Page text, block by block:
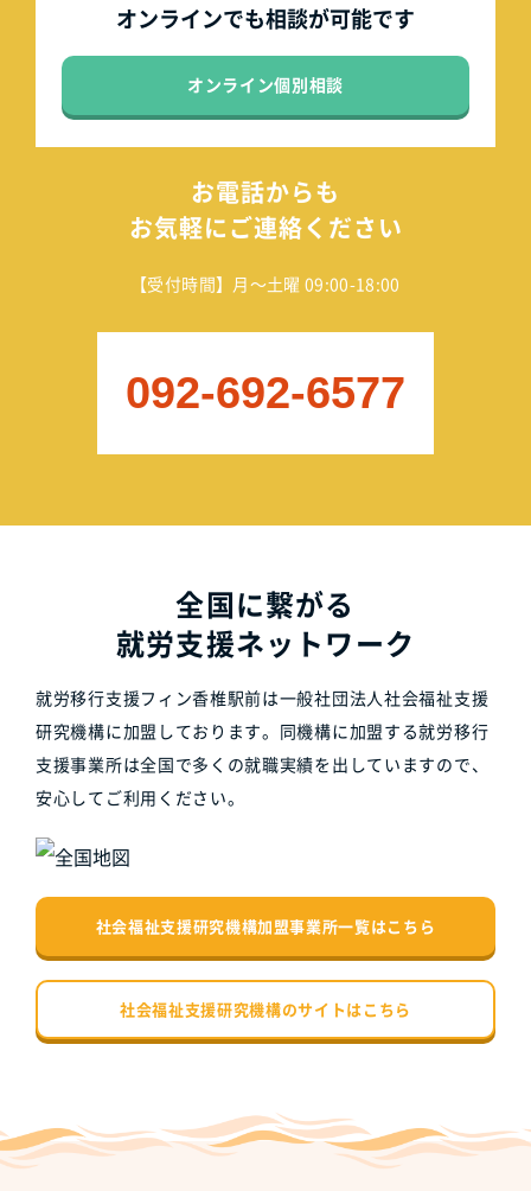
オンラインでも相談が可能です
オンライン個別相談
お電話からも
お気軽にご連絡ください
【受付時間】月～土曜 09:00-18:00
092-692-6577
全国に繋がる
就労支援ネットワーク
就労移行支援フィン香椎駅前は一般社団法人社会福祉支援
研究機構に加盟しております。同機構に加盟する就労移行
支援事業所は全国で多くの就職実績を出していますので、
安心してご利用ください。
社会福祉支援研究機構加盟事業所一覧はこちら
社会福祉支援研究機構のサイトはこちら